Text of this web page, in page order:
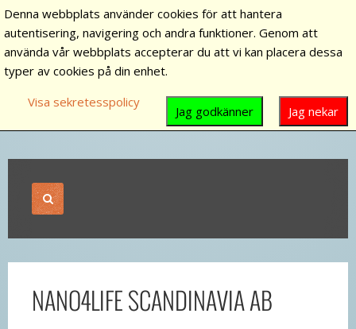
NANO4LIFE SCANDINAVIA AB
Denna webbplats använder cookies för att hantera
autentisering, navigering och andra funktioner. Genom att
använda vår webbplats accepterar du att vi kan placera dessa
typer av cookies på din enhet.
Visa sekretesspolicy
Jag nekar
Jag godkänner